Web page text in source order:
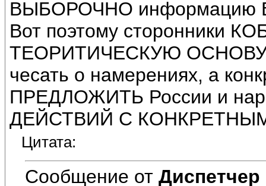
ВЫБОРОЧНО информацию
Вот поэтому сторонники
ТЕОРИТИЧЕСКУЮ ОСНОВУ
чесать о намерениях, а
ПРЕДЛОЖИТЬ России и
ДЕЙСТВИЙ С
Цитата:
Сообщение от Диспетчер